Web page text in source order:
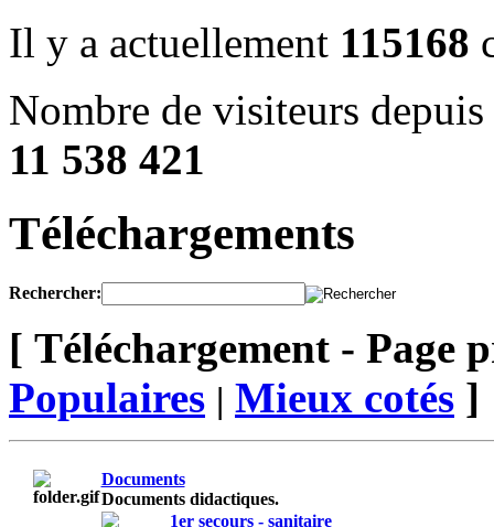
Il y a actuellement 115168
Nombre de visiteurs
11 538 421
Téléchargements
Rechercher:
[ Téléchargement - Page
Populaires | Mieux cotés ]
Documents
Documents didactiques.
1er secours - sanitaire